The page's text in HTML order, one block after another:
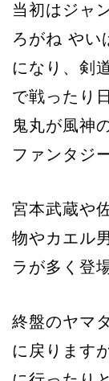
当初はジャ
ろがね やい
になり、剣
で戦ったり
鬼丸が風神
ファンタジ
宮本武蔵や
物やカエル
ラが多く登
終盤のヤマ
に戻ります